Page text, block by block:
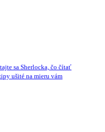
sa Sherlocka, čo čítať
ušité na mieru vám